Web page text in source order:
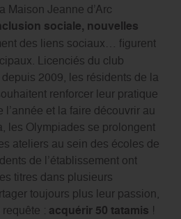
Maison Jeanne d’Arc
sociale, nouvelles
des liens sociaux… figurent
Licenciés du club
2009, les résidents de la
renforcer leur pratique
et la faire découvrir au
les Olympiades se prolongent
ateliers au sein des écoles de
de l’établissement ont
titres dans plusieurs
toujours plus leur passion,
: acquérir 50 tatamis !